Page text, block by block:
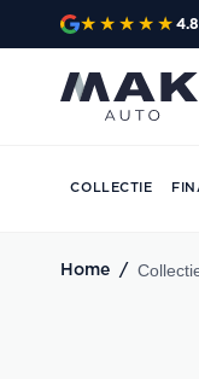
4.8
COLLECTIE
Home /
Jong